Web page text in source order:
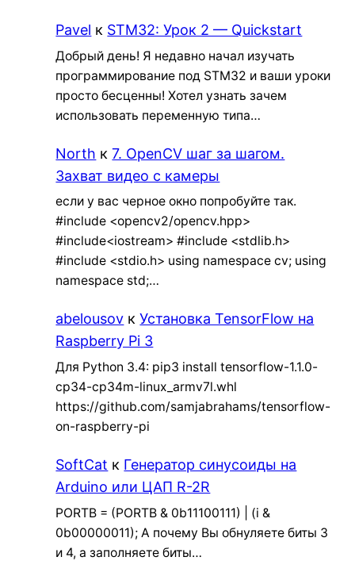
Pavel к STM32: Урок 2 — Quickstart
Добрый день! Я недавно начал изучать
программирование под STM32 и ваши уроки
просто бесценны! Хотел узнать зачем
использовать переменную типа…
North к7. OpenCV шаг за шагом.
Захват видео с камеры
если у вас черное окно попробуйте так.
#include <opencv2/opencv.hpp>
#include<iostream> #include <stdlib.h>
#include <stdio.h> using namespace cv; using
namespace std;…
abelousov кУстановка TensorFlow на
Raspberry Pi 3
Для Python 3.4: pip3 install tensorflow-1.1.0-
cp34-cp34m-linux_armv7l.whl
https://github.com/samjabrahams/tensorflow-
on-raspberry-pi
SoftCat к Генератор синусоиды на
Arduino или ЦАП R-2R
PORTB = (PORTB & 0b11100111) | (i &
0b00000011); А почему Вы обнуляете биты 3
и 4, а заполняете биты…